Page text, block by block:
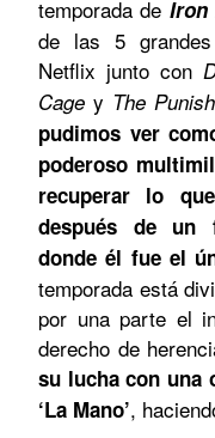
temporada de Iron
de las 5
Netflix junto con
Cage y The
pudimos ver
poderoso
recuperar lo
después de un
donde él fue el
temporada está
por una parte el
derecho de
su lucha con una
‘La Mano’,